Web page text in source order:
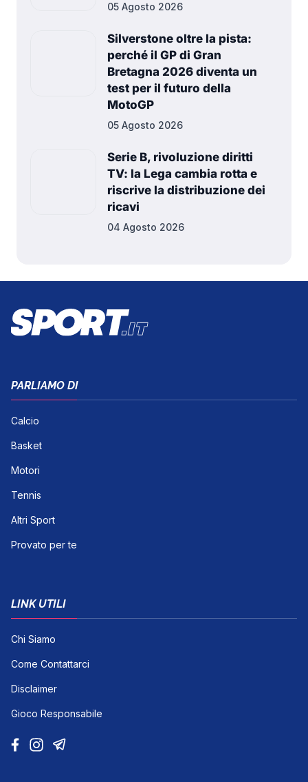
05 Agosto 2026
Silverstone oltre la pista:
perché il GP di Gran
Bretagna 2026 diventa un
test per il futuro della
MotoGP
05 Agosto 2026
Serie B, rivoluzione diritti
TV: la Lega cambia rotta e
riscrive la distribuzione dei
ricavi
04 Agosto 2026
PARLIAMO DI
Calcio
Basket
Motori
Tennis
Altri Sport
Provato per te
LINK UTILI
Chi Siamo
Come Contattarci
Disclaimer
Gioco Responsabile